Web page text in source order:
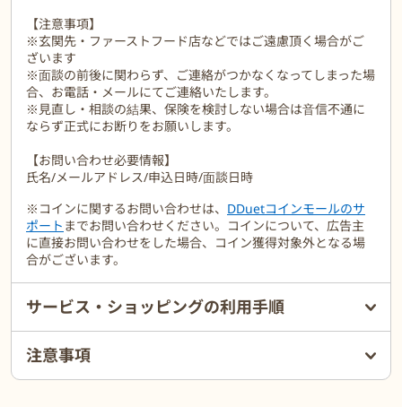
【注意事項】
※玄関先・ファーストフード店などではご遠慮頂く場合がご
ざいます
※面談の前後に関わらず、ご連絡がつかなくなってしまった場
合、お電話・メールにてご連絡いたします。
※見直し・相談の結果、保険を検討しない場合は音信不通に
ならず正式にお断りをお願いします。
【お問い合わせ必要情報】
氏名/メールアドレス/申込日時/面談日時
※コインに関するお問い合わせは、 DDuetコインモールのサ
ポート までお問い合わせください。コインについて、広告主
に直接お問い合わせをした場合、コイン獲得対象外となる場
合がございます。
サービス・ショッピングの利用手順
注意事項